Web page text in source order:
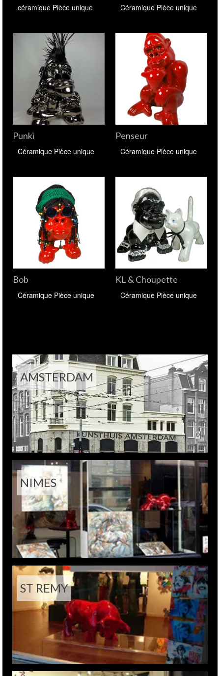
céramique Pièce unique Céramique Pièce unique
Punki
Céramique Pièce unique
Penseur
Céramique Pièce unique
Bob
Céramique Pièce unique
KL & Choupette
Céramique Pièce unique
AMSTERDAM
NIMES
ST REMY